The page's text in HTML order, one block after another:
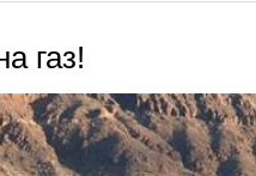
газ!